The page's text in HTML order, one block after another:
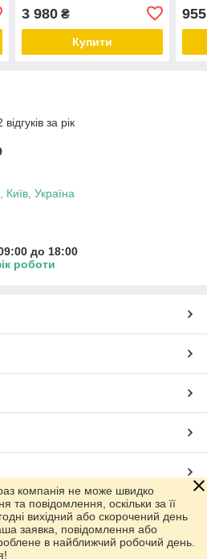
3 980₴
Купити
955
за рік
Україна
до 18:00
роботи
Prom.ua
компанія не може швидко
та повідомлення, оскільки за її
вихідний або скорочений день
заявка, повідомлення або
в найближчий робочий день.